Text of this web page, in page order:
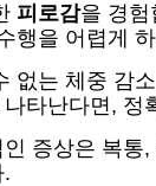
피로감을 경험
행을 어렵게
없는 체중 감
타난다면,
증상은 복